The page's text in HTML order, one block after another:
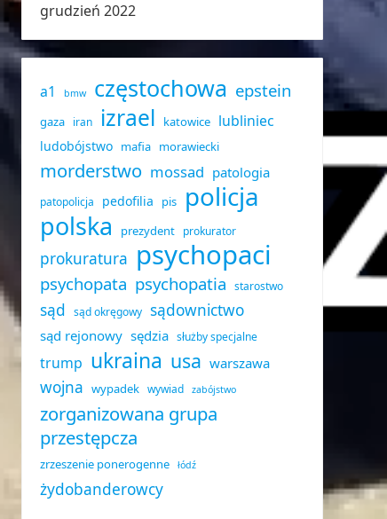
grudzień 2022
a1 bmw częstochowa epstein
gaza iran izrael katowice lubliniec
ludobójstwo mafia morawiecki
morderstwo mossad patologia
patopolicja pedofilia pis policja
polska prezydent prokurator
prokuratura psychopaci
psychopata psychopatia starostwo
sąd sąd okręgowy sądownictwo
sąd rejonowy sędzia służby specjalne
trump ukraina usa warszawa
wojna wypadek wywiad zabójstwo
zorganizowana grupa
przestępcza
zrzeszenie ponerogenne łódź
żydobanderowcy